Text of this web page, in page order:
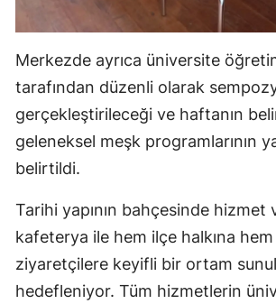
Merkezde ayrıca üniversite
tarafından düzenli olarak
gerçekleştirileceği ve haftanın
geleneksel meşk programlarının
belirtildi.
Tarihi yapının bahçesinde hizmet
kafeterya ile hem ilçe halkına
ziyaretçilere keyifli bir ortam
hedefleniyor. Tüm hizmetlerin